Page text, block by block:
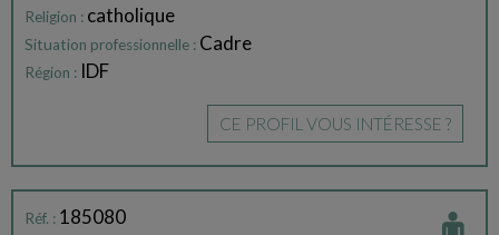
Religion : catholique
Situation professionnelle : Cadre
Région : IDF
CE PROFIL VOUS INTÉRESSE ?
Réf. : 185080